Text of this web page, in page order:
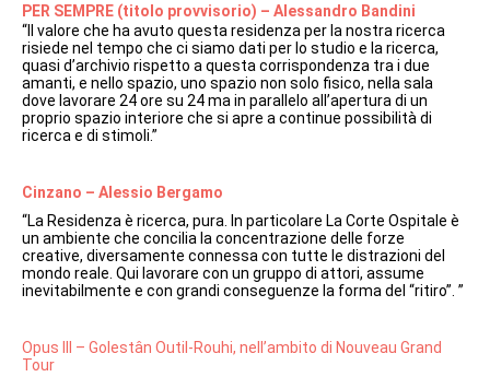
PER SEMPRE (titolo provvisorio) – Alessandro Bandini
“Il valore che ha avuto questa residenza per la nostra ricerca
risiede nel tempo che ci siamo dati per lo studio e la ricerca,
quasi d’archivio rispetto a questa corrispondenza tra i due
amanti, e nello spazio, uno spazio non solo fisico, nella sala
dove lavorare 24 ore su 24 ma in parallelo all’apertura di un
proprio spazio interiore che si apre a continue possibilità di
ricerca e di stimoli.”
Cinzano – Alessio Bergamo
“La Residenza è ricerca, pura. In particolare La Corte Ospitale è
un ambiente che concilia la concentrazione delle forze
creative, diversamente connessa con tutte le distrazioni del
mondo reale. Qui lavorare con un gruppo di attori, assume
inevitabilmente e con grandi conseguenze la forma del “ritiro”. ”
Opus III – Golestân Outil-Rouhi, nell’ambito di Nouveau Grand
Tour